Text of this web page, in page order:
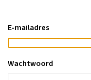
E-mailadres
Wachtwoord